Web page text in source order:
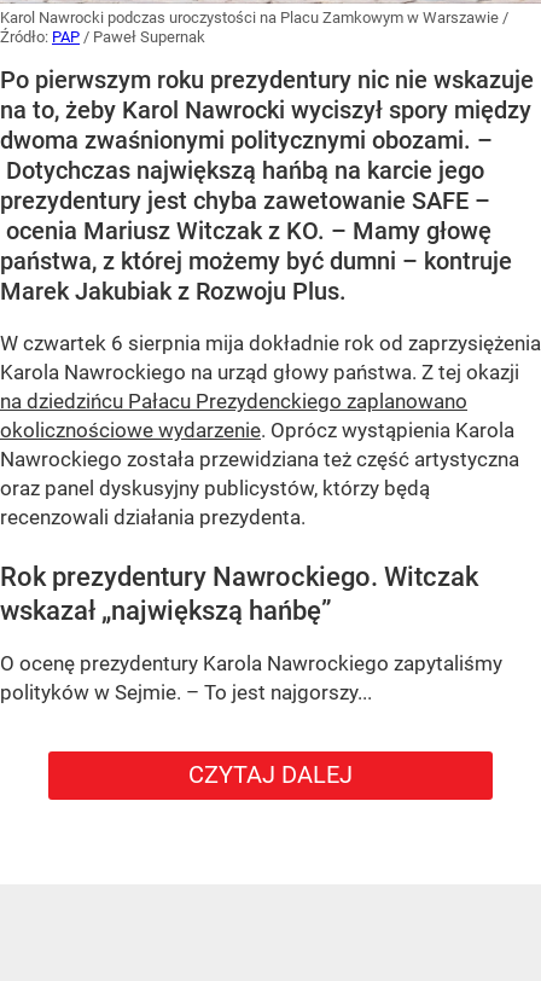
Karol Nawrocki podczas uroczystości na Placu Zamkowym w Warszawie /
Źródło: PAP / Paweł Supernak
Po pierwszym roku prezydentury nic nie wskazuje
na to, żeby Karol Nawrocki wyciszył spory między
dwoma zwaśnionymi politycznymi obozami. –
Dotychczas największą hańbą na karcie jego
prezydentury jest chyba zawetowanie SAFE –
ocenia Mariusz Witczak z KO. – Mamy głowę
państwa, z której możemy być dumni – kontruje
Marek Jakubiak z Rozwoju Plus.
W czwartek 6 sierpnia mija dokładnie rok od zaprzysiężenia
Karola Nawrockiego na urząd głowy państwa. Z tej okazji
na dziedzińcu Pałacu Prezydenckiego zaplanowano
okolicznościowe wydarzenie. Oprócz wystąpienia Karola
Nawrockiego została przewidziana też część artystyczna
oraz panel dyskusyjny publicystów, którzy będą
recenzowali działania prezydenta.
Rok prezydentury Nawrockiego. Witczak
wskazał „największą hańbę”
O ocenę prezydentury Karola Nawrockiego zapytaliśmy
polityków w Sejmie. – To jest najgorszy...
CZYTAJ DALEJ